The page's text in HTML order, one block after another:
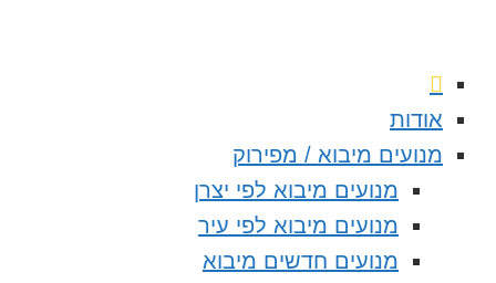
אודות
מנועים מיבוא / מפירוק
מנועים מיבוא לפי יצרן
מנועים מיבוא לפי עיר
מנועים חדשים מיבוא